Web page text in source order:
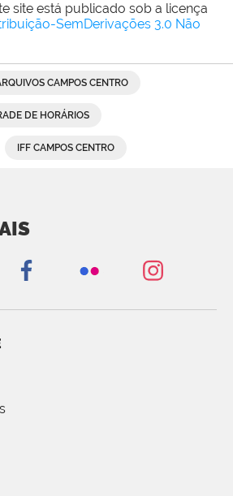
site está publicado sob a licença
SemDerivações 3.0 Não
CAMPOS CENTRO
DE HORÁRIOS
IFF CAMPOS CENTRO